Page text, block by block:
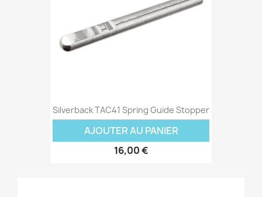
Silverback TAC41 Spring Guide Stopper
AJOUTER AU PANIER
16,00 €